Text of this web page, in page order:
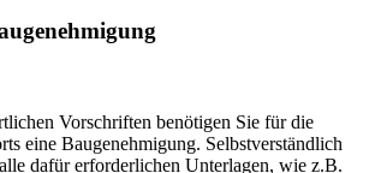
Vorschriften benötigen Sie für die
eine Baugenehmigung. Selbstverständlich
dafür erforderlichen Unterlagen, wie z.B.